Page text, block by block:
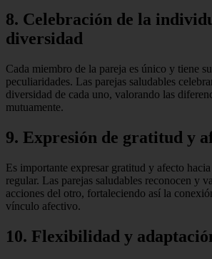
8. Celebración de la
diversidad
Cada miembro de la pareja es único y tiene
peculiaridades. Las parejas saludables
diversidad de cada uno, valorando las
mutuamente.
9. Expresión de gratitud y
Es importante expresar gratitud y afecto
regular. Las parejas saludables reconocen y
acciones del otro, fortaleciendo así la
vínculo afectivo.
10. Flexibilidad y